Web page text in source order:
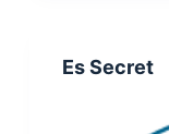
Es Secret